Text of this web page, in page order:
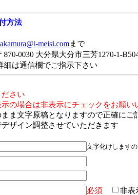
方法
meisi.comまで
870-0030 大分県大分市三芳1270-1-
細は通信欄でご指示下さい
さい
の場合は非表示にチェックをお願い
ま文字原稿となりますので正確にご
ザイン調整させていただきます
文字化けします
必須
非表